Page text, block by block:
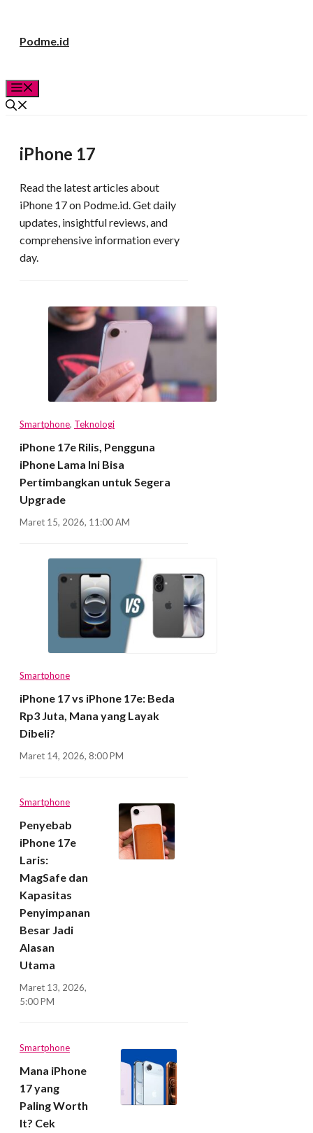
Podme.id
iPhone 17
Read the latest articles about
iPhone 17 on Podme.id. Get daily
updates, insightful reviews, and
comprehensive information every
day.
Smartphone, Teknologi
iPhone 17e Rilis, Pengguna
iPhone Lama Ini Bisa
Pertimbangkan untuk Segera
Upgrade
Maret 15, 2026, 11:00 AM
Smartphone
iPhone 17 vs iPhone 17e: Beda
Rp3 Juta, Mana yang Layak
Dibeli?
Maret 14, 2026, 8:00 PM
Smartphone
Penyebab
iPhone 17e
Laris:
MagSafe dan
Kapasitas
Penyimpanan
Besar Jadi
Alasan
Utama
Maret 13, 2026,
5:00 PM
Smartphone
Mana iPhone
17 yang
Paling Worth
It? Cek